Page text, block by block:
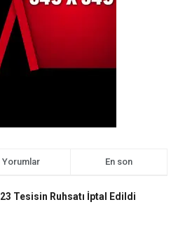
Yorumlar En son
Tesisin Ruhsatı İptal Edildi